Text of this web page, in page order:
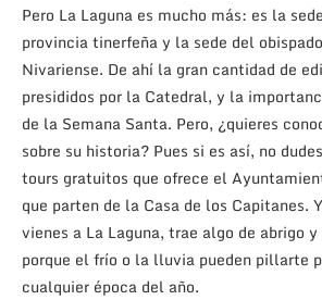
Pero La Laguna es mucho más: es la
provincia tinerfeña y la sede del
Nivariense. De ahí la gran cantidad de
presididos por la Catedral, y la
de la Semana Santa. Pero, ¿quieres
sobre su historia? Pues si es así, no
tours gratuitos que ofrece el
que parten de la Casa de los Capitanes.
vienes a La Laguna, trae algo de abrigo y
porque el frío o la lluvia pueden pillarte
cualquier época del año.